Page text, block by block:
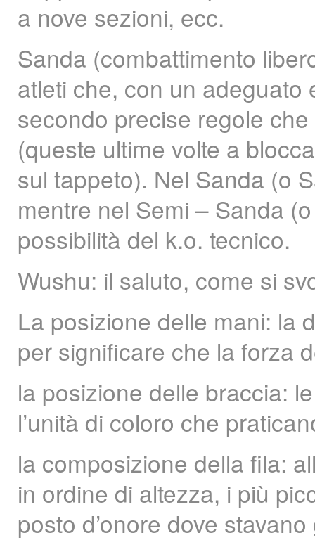
a nove sezioni, ecc.
Sanda (combattimento
atleti che, con un
secondo precise regole
(queste ultime volte a
sul tappeto). Nel Sanda (o
mentre nel Semi – Sanda
possibilità del k.o. tecnico.
Wushu: il saluto, come si
La posizione delle mani: la
per significare che la forza
la posizione delle braccia:
l’unità di coloro che
la composizione della fila:
in ordine di altezza, i più
posto d’onore dove